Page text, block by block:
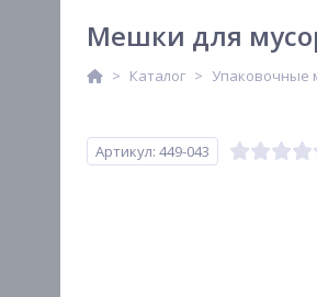
Мешки для
Каталог Упаковочные
Артикул: 449-043